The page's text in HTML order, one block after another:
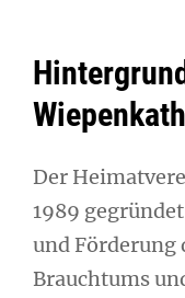
Der
1989
und Förderung
Brauchtums